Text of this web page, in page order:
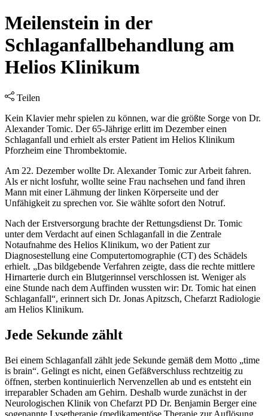
Meilenstein in der
Schlaganfallbehandlung am
Helios Klinikum
Teilen
Kein Klavier mehr spielen zu können, war die größte Sorge von Dr.
Alexander Tomic. Der 65-Jährige erlitt im Dezember einen
Schlaganfall und erhielt als erster Patient im Helios Klinikum
Pforzheim eine Thrombektomie.
Am 22. Dezember wollte Dr. Alexander Tomic zur Arbeit fahren.
Als er nicht losfuhr, wollte seine Frau nachsehen und fand ihren
Mann mit einer Lähmung der linken Körperseite und der
Unfähigkeit zu sprechen vor. Sie wählte sofort den Notruf.
Nach der Erstversorgung brachte der Rettungsdienst Dr. Tomic
unter dem Verdacht auf einen Schlaganfall in die Zentrale
Notaufnahme des Helios Klinikum, wo der Patient zur
Diagnosestellung eine Computertomographie (CT) des Schädels
erhielt. „Das bildgebende Verfahren zeigte, dass die rechte mittlere
Hirnarterie durch ein Blutgerinnsel verschlossen ist. Weniger als
eine Stunde nach dem Auffinden wussten wir: Dr. Tomic hat einen
Schlaganfall“, erinnert sich Dr. Jonas Apitzsch, Chefarzt Radiologie
am Helios Klinikum.
Jede Sekunde zählt
Bei einem Schlaganfall zählt jede Sekunde gemäß dem Motto „time
is brain“. Gelingt es nicht, einen Gefäßverschluss rechtzeitig zu
öffnen, sterben kontinuierlich Nervenzellen ab und es entsteht ein
irreparabler Schaden am Gehirn. Deshalb wurde zunächst in der
Neurologischen Klinik von Chefarzt PD Dr. Benjamin Berger eine
sogenannte Lysetherapie (medikamentöse Therapie zur Auflösung